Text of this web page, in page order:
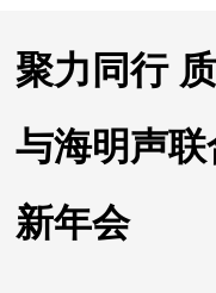
聚力同行
与海明声
新年会